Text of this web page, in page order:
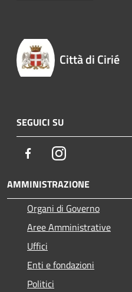
Città di Cirié
SEGUICI SU
FacebookInstagram
AMMINISTRAZIONE
Organi di Governo
Aree Amministrative
Uffici
Enti e fondazioni
Politici